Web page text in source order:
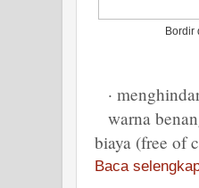
Bordir
·
warna
biaya (free of
Baca